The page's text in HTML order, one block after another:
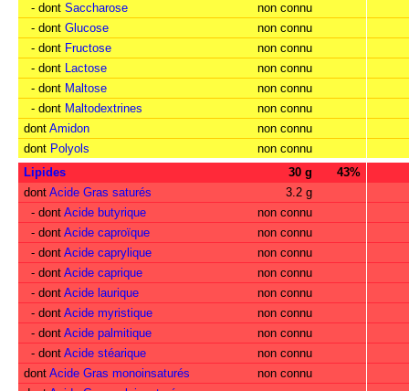
- dont Saccharose
non connu
- dont Glucose
non connu
- dont Fructose
non connu
- dont Lactose
non connu
- dont Maltose
non connu
- dont Maltodextrines
non connu
dont Amidon
non connu
dont Polyols
non connu
Lipides
30 g
43%
dont Acide Gras saturés
3.2 g
- dont Acide butyrique
non connu
- dont Acide caproïque
non connu
- dont Acide caprylique
non connu
- dont Acide caprique
non connu
- dont Acide laurique
non connu
- dont Acide myristique
non connu
- dont Acide palmitique
non connu
- dont Acide stéarique
non connu
dont Acide Gras monoinsaturés
non connu